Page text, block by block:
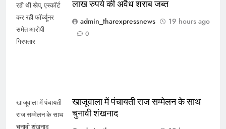
रही थी खेप, एस्कॉर्ट
कर रही फॉर्च्यूनर
समेत आरोपी
गिरफ्तार
लाख रुपये की अवैध शराब जब्त
admin_tharexpressnews
19 hours ago
0
खाजूवाला में पंचायती
राज सम्मेलन के साथ
चुनावी शंखनाद
खाजूवाला में पंचायती राज सम्मेलन के साथ
चुनावी शंखनाद